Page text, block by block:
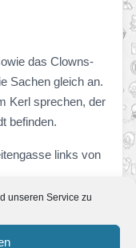
unseren Service zu
das Clowns-
Sachen gleich an.
Kerl sprechen, der
befinden.
links von